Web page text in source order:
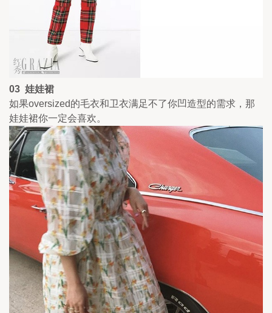
03  娃娃裙
如果oversized的毛衣和卫衣满足不了你凹造型的需求，那
娃娃裙你一定会喜欢。